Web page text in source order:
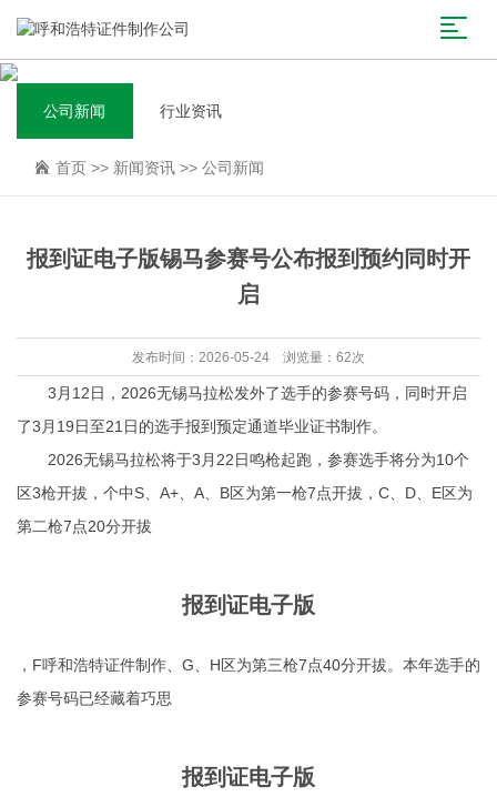
公司新闻 行业资讯
首页 >> 新闻资讯 >> 公司新闻
报到证电子版锡马参赛号公布报到预约同时开
启
发布时间：2026-05-24 浏览量：62次
3月12日，2026无锡马拉松发外了选手的参赛号码，同时开启
了3月19日至21日的选手报到预定通道毕业证书制作。
2026无锡马拉松将于3月22日鸣枪起跑，参赛选手将分为10个
区3枪开拔，个中S、A+、A、B区为第一枪7点开拔，C、D、E区为
第二枪7点20分开拔
报到证电子版
，F呼和浩特证件制作 、G、H区为第三枪7点40分开拔。本年选手的
参赛号码已经藏着巧思
报到证电子版